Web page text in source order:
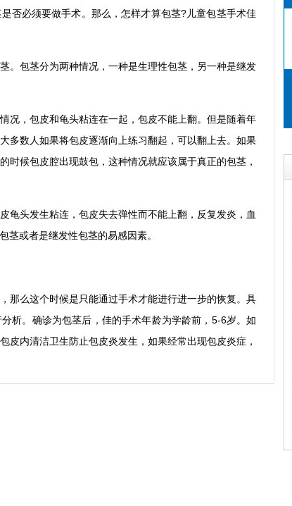
否必须要做手术。那么，怎样才算包茎?儿童包茎手术佳
包茎分为两种情况，一种是生理性包茎，另一种是继发
，包皮和龟头粘连在一起，包皮不能上翻。但是随着年
多数人如果将包皮逐渐向上练习翻起，可以翻上去。如果
候包皮腔出现鼓包，这种情况就应该属于真正的包茎，
头发生粘连，包皮失去弹性而不能上翻，反复发炎，血
茎或者是继发性包茎的易感因素。
么这个时候是只能通过手术才能进行进一步的恢复。具
析。确诊为包茎后，佳的手术年龄为学龄前，5-6岁。如
内清洁卫生防止包皮炎发生，如果经常出现包皮炎症，